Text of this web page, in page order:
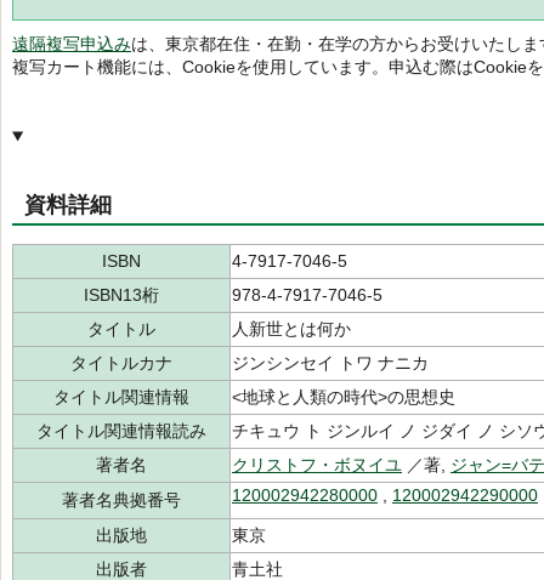
遠隔複写申込みは、東京都在住・在勤・在学の方からお受けいたしま
複写カート機能には、Cookieを使用しています。申込む際はCookie
資料詳細
ISBN
4-7917-7046-5
ISBN13桁
978-4-7917-7046-5
タイトル
人新世とは何か
タイトルカナ
ジンシンセイ トワ ナニカ
タイトル関連情報
<地球と人類の時代>の思想史
タイトル関連情報読み
チキュウ ト ジンルイ ノ ジダイ ノ シソ
著者名
クリストフ・ボヌイユ ／著, ジャン=バ
著者名典拠番号
120002942280000 120002942290000
出版地
東京
出版者
青土社